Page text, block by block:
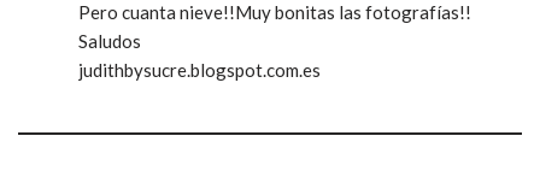
Pero cuanta nieve!!Muy bonitas las fotografías!!
Saludos
judithbysucre.blogspot.com.es